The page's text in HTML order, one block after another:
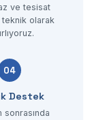
ve tesisat
olarak
04
Destek
sonrasında